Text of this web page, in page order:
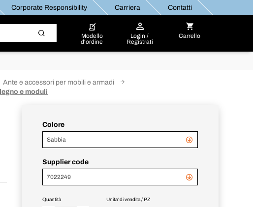
Corporate Responsibility Carriera Contatti
Modello
d'ordine
Login /
Registrati
Carrello
Ante e accessori per mobili e armadi
e moduli
Colore
Sabbia
Supplier code
7022249
Unita' di vendita / PZ
Quantità